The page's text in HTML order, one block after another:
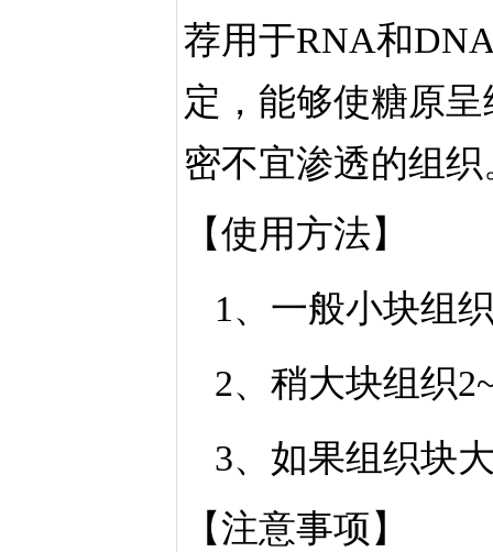
荐用于RNA和
定，能够使糖原
密不宜渗透的组
【使用方法】
1、一般小块组
2、稍大块组织
3、如果组织块
【注意事项】